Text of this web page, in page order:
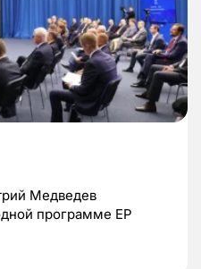
Медведев
программе ЕР